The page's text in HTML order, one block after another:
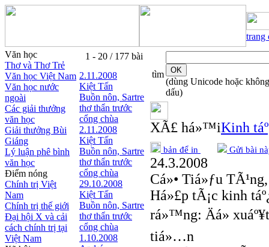
trang
Văn học
Thơ và Thơ Trẻ
Văn học Việt Nam
Văn học nước
ngoài
Các giải thưởng
văn học
Giải thưởng Bùi
Giáng
Lý luận phê bình
văn học
Điểm nóng
Chính trị Việt
Nam
Chính trị thế giới
Đại hội X và cải
cách chính trị tại
Việt Nam
1 - 20 / 177 bài
2.11.2008
Kiệt Tấn
Buồn nôn, Sartre
thơ thẩn trước
cổng chùa
2.11.2008
Kiệt Tấn
Buồn nôn, Sartre
thơ thẩn trước
cổng chùa
29.10.2008
Kiệt Tấn
Buồn nôn, Sartre
thơ thẩn trước
cổng chùa
1.10.2008
tìm
(dùng Unicode hoặc không
dấu)
XÃ£ há»™iKinh
bản để in Gửi bài
24.3.2008
Cá»• Tiá»ƒu
Há»£p tÃ¡c kinh
rá»™ng: Äá»
tiá»…n